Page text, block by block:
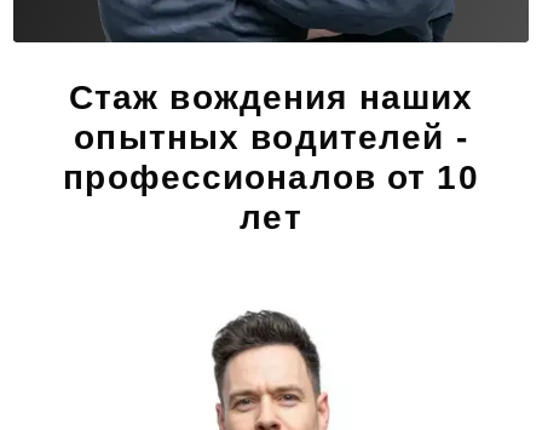
Стаж вождения наших
опытных водителей -
профессионалов от 10
лет